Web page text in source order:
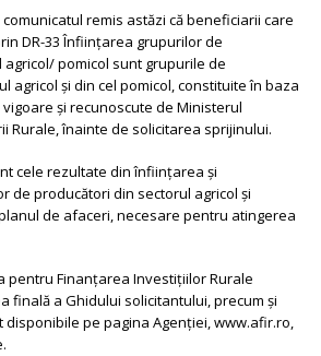
comunicatul remis astăzi că beneficiarii care
DR-33 Înființarea grupurilor de
pomicol sunt grupurile de
agricol și din cel pomicol, constituite în baza
și recunoscute de Ministerul
Rurale, înainte de solicitarea sprijinului.
cele rezultate din înființarea și
de producători din sectorul agricol și
de afaceri, necesare pentru atingerea
pentru Finanțarea Investițiilor Rurale
finală a Ghidului solicitantului, precum și
pe pagina Agenției, www.afir.ro,